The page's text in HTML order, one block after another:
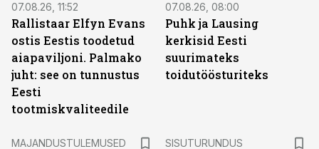
07.08.26, 11:52
Rallistaar Elfyn Evans
ostis Eestis toodetud
aiapaviljoni. Palmako
juht: see on tunnustus
Eesti
tootmiskvaliteedile
07.08.26, 08:00
Puhk ja Lausing
kerkisid Eesti
suurimateks
toidutöösturiteks
MAJANDUSTULEMUSED
SISUTURUNDUS